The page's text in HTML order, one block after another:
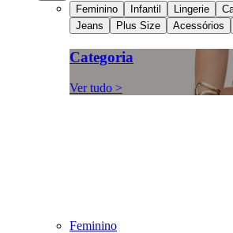
Feminino Infantil Lingerie
Jeans
Plus Size Acessórios
Categoria
Ver tudo >
Feminino